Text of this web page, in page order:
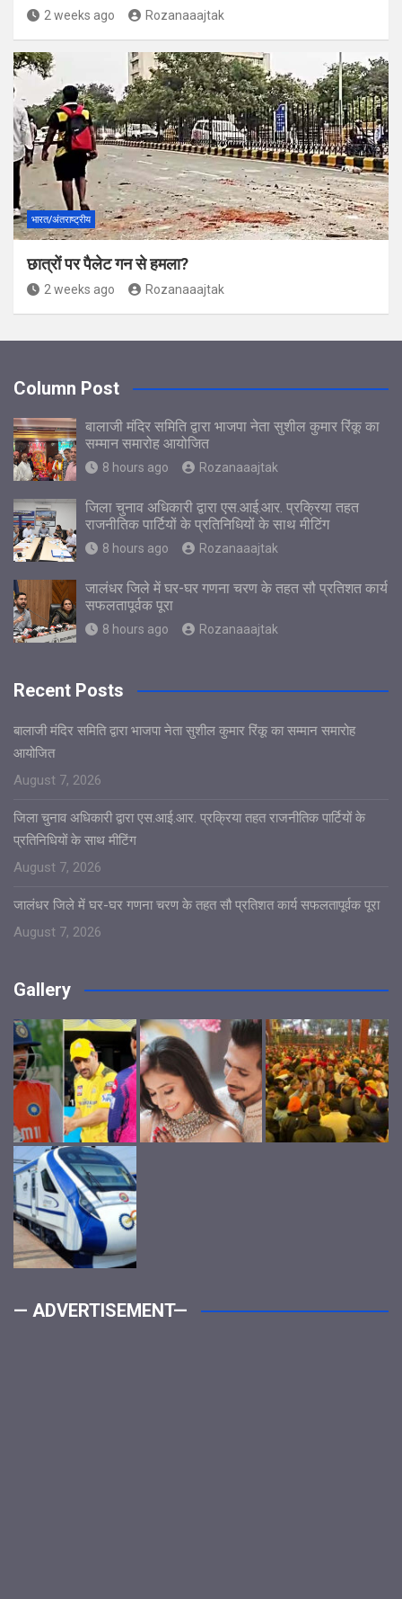
2 weeks ago Rozanaaajtak
भारत/अंतराष्ट्रीय
छात्रों पर पैलेट गन से हमला?
2 weeks ago Rozanaaajtak
Column Post
बालाजी मंदिर समिति द्वारा भाजपा नेता सुशील कुमार रिंकू का
सम्मान समारोह आयोजित
8 hours ago Rozanaaajtak
जिला चुनाव अधिकारी द्वारा एस.आई.आर. प्रक्रिया तहत
राजनीतिक पार्टियों के प्रतिनिधियों के साथ मीटिंग
8 hours ago Rozanaaajtak
जालंधर जिले में घर-घर गणना चरण के तहत सौ प्रतिशत कार्य
सफलतापूर्वक पूरा
8 hours ago Rozanaaajtak
Recent Posts
बालाजी मंदिर समिति द्वारा भाजपा नेता सुशील कुमार रिंकू का सम्मान समारोह
आयोजित
August 7, 2026
जिला चुनाव अधिकारी द्वारा एस.आई.आर. प्रक्रिया तहत राजनीतिक पार्टियों के
प्रतिनिधियों के साथ मीटिंग
August 7, 2026
जालंधर जिले में घर-घर गणना चरण के तहत सौ प्रतिशत कार्य सफलतापूर्वक पूरा
August 7, 2026
Gallery
— ADVERTISEMENT—